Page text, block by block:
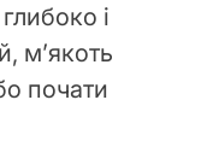
і
м’якоть
почати